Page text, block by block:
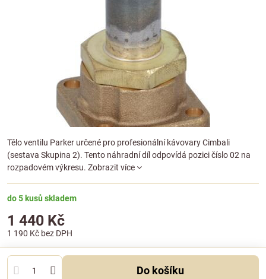
Tělo ventilu Parker určené pro profesionální kávovary Cimbali
(sestava Skupina 2). Tento náhradní díl odpovídá pozici číslo 02 na
rozpadovém výkresu. Zobrazit více
do 5 kusů skladem
1 440 Kč
1 190 Kč bez DPH
Do košíku